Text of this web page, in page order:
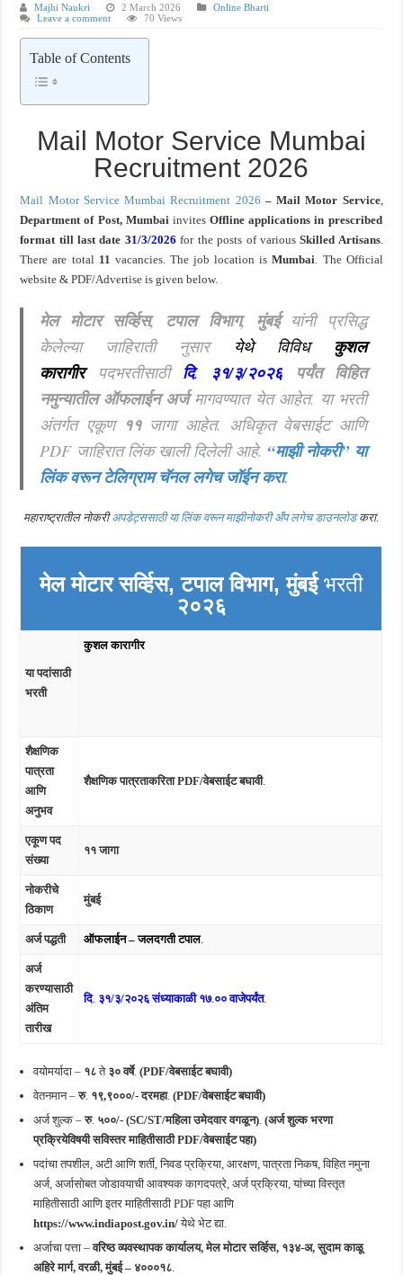
Majhi Naukri 2 March 2026
Online Bharti
Leave a comment
70 Views
Table of Contents
Mail Motor Service Mumbai
Recruitment 2026
Mail Motor Service Mumbai Recruitment 2026 – Mail Motor Service,
Department of Post, MumbaiinvitesOffline applications in prescribed
format till last date 31/3/2026 for the posts of variousSkilled Artisans.
There are total 11 vacancies. The job location isMumbai. The Official
website & PDF/Advertise is given below.
मेल मोटार सर्व्हिस, टपाल विभाग, मुंबई यांनी प्रसिद्ध
केलेल्या जाहिराती नुसार
येथे विविध कुशल
कारागीरपदभरतीसाठी दि. ३१/३/२०२६ पर्यंत विहित
नमुन्यातील ऑफलाईन अर्जमागवण्यात येत आहेत. या भरती
अंतर्गत एकूण११ जागा आहेत. अधिकृत वेबसाईट आणि
PDF जाहिरात लिंक खाली दिलेली आहे. “माझी नोकरी” या
लिंक वरून टेलिग्राम चॅनल लगेच जॉईन करा.
महाराष्ट्रातील नोकरीअपडेट्ससाठी या लिंक वरून माझीनोकरी अँप लगेच डाउनलोडकरा.
मेल मोटार सर्व्हिस, टपाल विभाग, मुंबईभरती
२०२६
या पदांसाठी
भरती
कुशल कारागीर
शैक्षणिक
पात्रता
आणि
अनुभव
शैक्षणिक पात्रताकरिता PDF/वेबसाईट बघावी.
एकूण पद
संख्या
११ जागा
नोकरीचे
ठिकाण
मुंबई
अर्ज पद्धती ऑफलाईन –जलदगती टपाल.
अर्ज
करण्यासाठी
अंतिम
तारीख
दि. ३१/३/२०२६ संध्याकाळी १७.०० वाजेपर्यंत.
वयोमर्यादा – १८ते३० वर्षे.(PDF/वेबसाईट बघावी)
वेतनमान –रु. १९,९०००/- दरमहा.(PDF/वेबसाईट बघावी)
अर्ज शुल्क –रु. ५००/- (SC/ST/महिला उमेदवार वगळून) .(अर्ज शुल्क भरणा
प्रक्रियेविषयी सविस्तर माहितीसाठी PDF/वेबसाईट पहा)
पदांचा तपशील, अटी आणि शर्ती, निवड प्रक्रिया, आरक्षण, पात्रता निकष, विहित नमुना
अर्ज, अर्जासोबत जोडावयाची आवश्यक कागदपत्रे, अर्ज प्रक्रिया, यांच्या विस्तृत
माहितीसाठी आणि इतर माहितीसाठी PDF पहा आणि
https://www.indiapost.gov.in/येथे भेट द्या.
अर्जाचा पत्ता –वरिष्ठ व्यवस्थापक कार्यालय, मेल मोटार सर्व्हिस, १३४-अ, सुदाम काळू
अहिरे मार्ग, वरळी,मुंबई – ४०००१८